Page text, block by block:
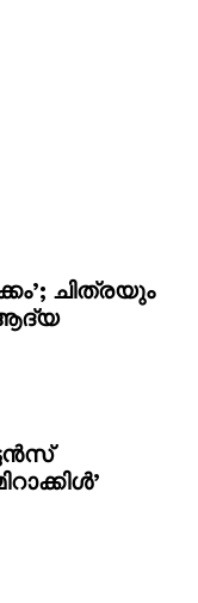
ചിത്രയും
ആദ്യ